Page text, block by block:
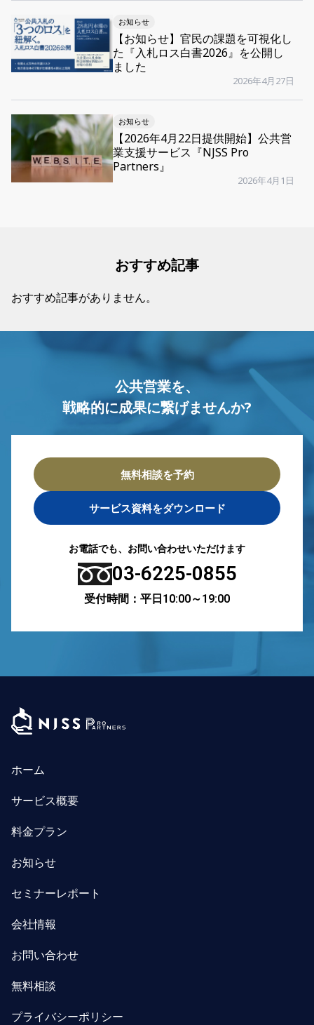
お知らせ
【お知らせ】官民の課題を可視化し
た『入札ロス白書2026』を公開し
ました
2026年4月27日
お知らせ
【2026年4月22日提供開始】公共営
業支援サービス『NJSS Pro
Partners』
2026年4月1日
おすすめ記事
おすすめ記事がありません。
公共営業を、
戦略的に成果に繋げませんか?
無料相談を予約
サービス資料をダウンロード
お電話でも、お問い合わせいただけます
03-6225-0855
受付時間：平日10:00～19:00
ホーム
サービス概要
料金プラン
お知らせ
セミナーレポート
会社情報
お問い合わせ
無料相談
プライバシーポリシー